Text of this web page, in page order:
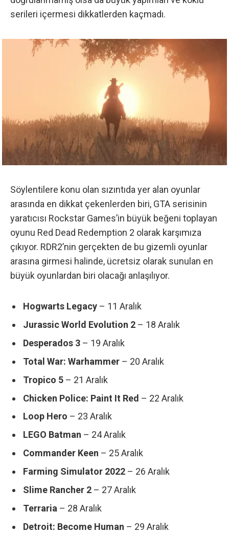
serileri içermesi dikkatlerden kaçmadı.
Söylentilere konu olan sızıntıda yer alan oyunlar
arasında en dikkat çekenlerden biri, GTA serisinin
yaratıcısı Rockstar Games’in büyük beğeni toplayan
oyunu Red Dead Redemption 2 olarak karşımıza
çıkıyor. RDR2’nin gerçekten de bu gizemli oyunlar
arasına girmesi halinde, ücretsiz olarak sunulan en
büyük oyunlardan biri olacağı anlaşılıyor.
Hogwarts Legacy – 11 Aralık
Jurassic World Evolution 2 – 18 Aralık
Desperados 3 – 19 Aralık
Total War: Warhammer – 20 Aralık
Tropico 5 – 21 Aralık
Chicken Police: Paint It Red – 22 Aralık
Loop Hero – 23 Aralık
LEGO Batman – 24 Aralık
Commander Keen – 25 Aralık
Farming Simulator 2022 – 26 Aralık
Slime Rancher 2 – 27 Aralık
Terraria – 28 Aralık
Detroit: Become Human – 29 Aralık